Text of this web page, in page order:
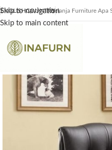
Skip to navigation
Skip to main content
ENGLISHCOUNTRYBelanja Furniture Apa